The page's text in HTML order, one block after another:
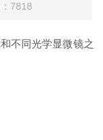
7818
不同光学显微镜之